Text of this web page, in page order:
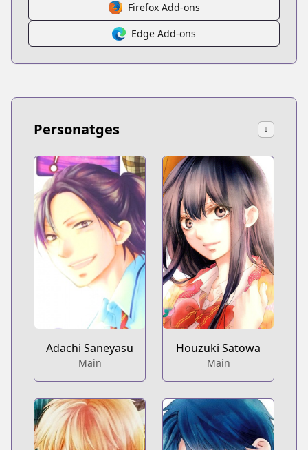
Firefox Add-ons
Edge Add-ons
Personatges ↓
Adachi Saneyasu
Main
Houzuki Satowa
Main